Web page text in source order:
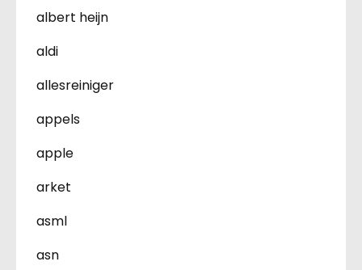
albert heijn
aldi
allesreiniger
appels
apple
arket
asml
asn